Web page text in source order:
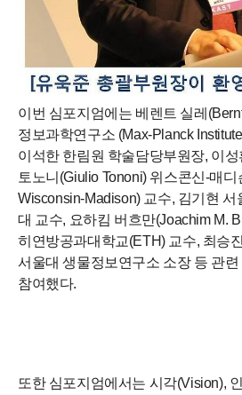
이번 심포지엄에는 베렌트 실레
정보과학연구소 (Max-Planck
이석한 한림원 학술담당부원장, 이성
토노니 (Giulio Tononi) 위스콘신-매디
Wisconsin-Madison) 교수, 김기현 서
대 교수, 요하킴 버흐만(Joachim M.
히연방공과대학교(ETH) 교수, 최승진
서울대 생물정보연구소 소장 등 관련
참여했다.
또한 심포지엄에서는 시각(Vision),